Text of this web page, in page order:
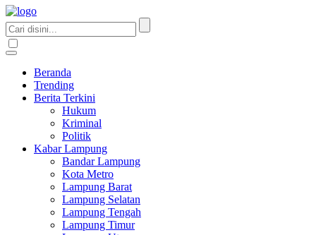
Beranda
Trending
Berita Terkini
Hukum
Kriminal
Politik
Kabar Lampung
Bandar Lampung
Kota Metro
Lampung Barat
Lampung Selatan
Lampung Tengah
Lampung Timur